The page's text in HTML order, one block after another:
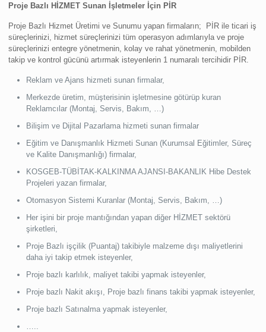
Proje Bazlı HİZMET Sunan İşletmeler İçin PİR
Proje Bazlı Hizmet Üretimi ve Sunumu yapan firmaların; PİR ile ticari iş
süreçlerinizi, hizmet süreçlerinizi tüm operasyon adımlarıyla ve proje
süreçlerinizi entegre yönetmenin, kolay ve rahat yönetmenin, mobilden
takip ve kontrol gücünü artırmak isteyenlerin 1 numaralı tercihidir PİR.
Reklam ve Ajans hizmeti sunan firmalar,
Merkezde üretim, müşterisinin işletmesine götürüp kuran
Reklamcılar (Montaj, Servis, Bakım, …)
Bilişim ve Dijital Pazarlama hizmeti sunan firmalar
Eğitim ve Danışmanlık Hizmeti Sunan (Kurumsal Eğitimler, Süreç
ve Kalite Danışmanlığı) firmalar,
KOSGEB-TÜBİTAK-KALKINMA AJANSI-BAKANLIK Hibe Destek
Projeleri yazan firmalar,
Otomasyon Sistemi Kuranlar (Montaj, Servis, Bakım, …)
Her işini bir proje mantığından yapan diğer HİZMET sektörü
şirketleri,
Proje Bazlı işçilik (Puantaj) takibiyle malzeme dışı maliyetlerini
daha iyi takip etmek isteyenler,
Proje bazlı karlılık, maliyet takibi yapmak isteyenler,
Proje bazlı Nakit akışı, Proje bazlı finans takibi yapmak isteyenler,
Proje bazlı Satınalma yapmak isteyenler,